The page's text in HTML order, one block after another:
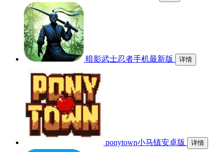
暗影武士忍者手机最新版 详情
ponytown小马镇安卓版 详情